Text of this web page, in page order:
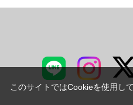
このサイトではCookieを使用し